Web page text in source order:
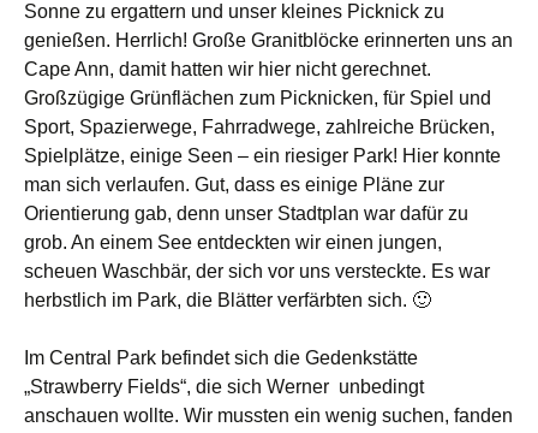
Sonne zu ergattern und unser kleines Picknick zu
genießen. Herrlich! Große Granitblöcke erinnerten uns an
Cape Ann, damit hatten wir hier nicht gerechnet.
Großzügige Grünflächen zum Picknicken, für Spiel und
Sport, Spazierwege, Fahrradwege, zahlreiche Brücken,
Spielplätze, einige Seen – ein riesiger Park! Hier konnte
man sich verlaufen. Gut, dass es einige Pläne zur
Orientierung gab, denn unser Stadtplan war dafür zu
grob. An einem See entdeckten wir einen jungen,
scheuen Waschbär, der sich vor uns versteckte. Es war
herbstlich im Park, die Blätter verfärbten sich. 🙂
Im Central Park befindet sich die Gedenkstätte
„Strawberry Fields“, die sich Werner unbedingt
anschauen wollte. Wir mussten ein wenig suchen, fanden